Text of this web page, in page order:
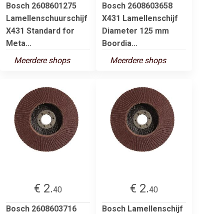
Bosch 2608601275
Lamellenschuurschijf
X431 Standard for
Meta...
Meerdere shops
Bosch 2608603658
X431 Lamellenschijf
Diameter 125 mm
Boordia...
Meerdere shops
€ 2.40
Bosch 2608603716
€ 2.40
Bosch Lamellenschijf